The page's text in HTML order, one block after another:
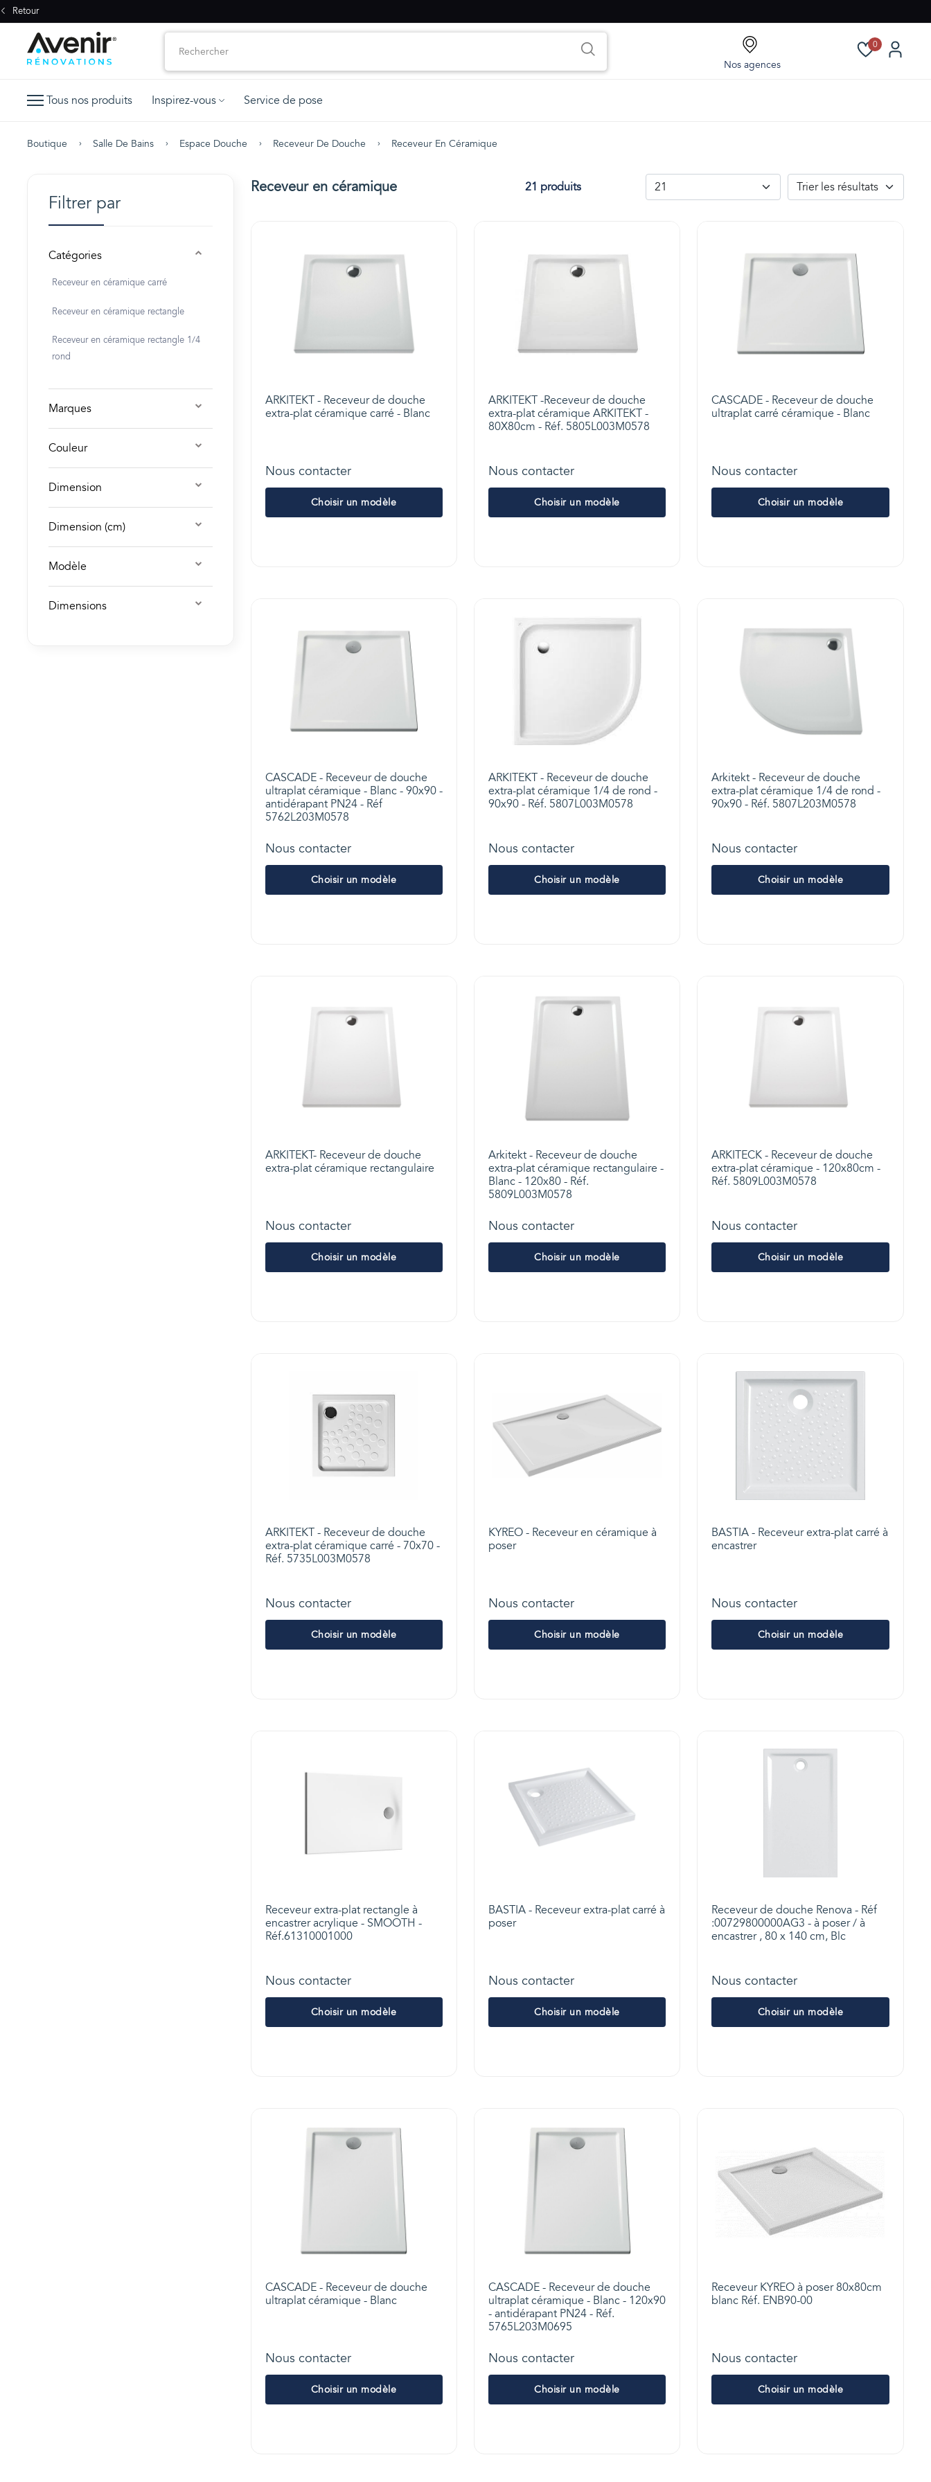
Retour
Nos agences
0
Tous nos produits Inspirez-vous Service de pose
Boutique Salle De Bains Espace Douche Receveur De Douche Receveur En Céramique
Filtrer par
Catégories
Receveur en céramique carré
Receveur en céramique rectangle
Receveur en céramique rectangle 1/4
rond
Marques
Couleur
Dimension
Dimension (cm)
Modèle
Dimensions
Receveur en céramique 21 produits
ARKITEKT - Receveur de douche
extra-plat céramique carré - Blanc
Nous contacter
Choisir un modèle
ARKITEKT -Receveur de douche
extra-plat céramique ARKITEKT -
80X80cm - Réf. 5805L003M0578
Nous contacter
Choisir un modèle
CASCADE - Receveur de douche
ultraplat carré céramique - Blanc
Nous contacter
Choisir un modèle
CASCADE - Receveur de douche
ultraplat céramique - Blanc - 90x90 -
antidérapant PN24 - Réf
5762L203M0578
Nous contacter
Choisir un modèle
ARKITEKT - Receveur de douche
extra-plat céramique 1/4 de rond -
90x90 - Réf. 5807L003M0578
Nous contacter
Choisir un modèle
Arkitekt - Receveur de douche
extra-plat céramique 1/4 de rond -
90x90 - Réf. 5807L203M0578
Nous contacter
Choisir un modèle
ARKITEKT- Receveur de douche
extra-plat céramique rectangulaire
Nous contacter
Choisir un modèle
Arkitekt - Receveur de douche
extra-plat céramique rectangulaire -
Blanc - 120x80 - Réf.
5809L003M0578
Nous contacter
Choisir un modèle
ARKITECK - Receveur de douche
extra-plat céramique - 120x80cm -
Réf. 5809L003M0578
Nous contacter
Choisir un modèle
ARKITEKT - Receveur de douche
extra-plat céramique carré - 70x70 -
Réf. 5735L003M0578
Nous contacter
Choisir un modèle
KYREO - Receveur en céramique à
poser
Nous contacter
Choisir un modèle
BASTIA - Receveur extra-plat carré à
encastrer
Nous contacter
Choisir un modèle
Receveur extra-plat rectangle à
encastrer acrylique - SMOOTH -
Réf.61310001000
Nous contacter
Choisir un modèle
BASTIA - Receveur extra-plat carré à
poser
Nous contacter
Choisir un modèle
Receveur de douche Renova - Réf
:00729800000AG3 - à poser / à
encastrer , 80 x 140 cm, Blc
Nous contacter
Choisir un modèle
CASCADE - Receveur de douche
ultraplat céramique - Blanc
Nous contacter
Choisir un modèle
CASCADE - Receveur de douche
ultraplat céramique - Blanc - 120x90
- antidérapant PN24 - Réf.
5765L203M0695
Nous contacter
Choisir un modèle
Receveur KYREO à poser 80x80cm
blanc Réf. ENB90-00
Nous contacter
Choisir un modèle